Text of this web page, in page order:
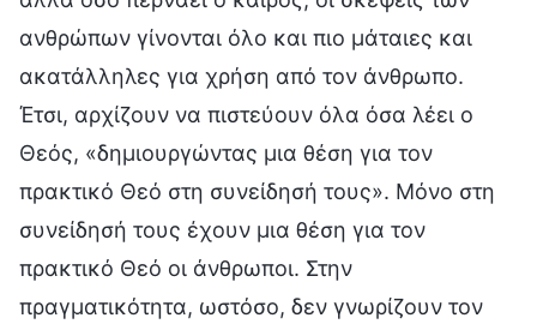
ανθρώπων γίνονται όλο και πιο μάταιες και
ακατάλληλες για χρήση από τον άνθρωπο.
Έτσι, αρχίζουν να πιστεύουν όλα όσα λέει ο
Θεός, «δημιουργώντας μια θέση για τον
πρακτικό Θεό στη συνείδησή τους». Μόνο στη
συνείδησή τους έχουν μια θέση για τον
πρακτικό Θεό οι άνθρωποι. Στην
πραγματικότητα, ωστόσο, δεν γνωρίζουν τον